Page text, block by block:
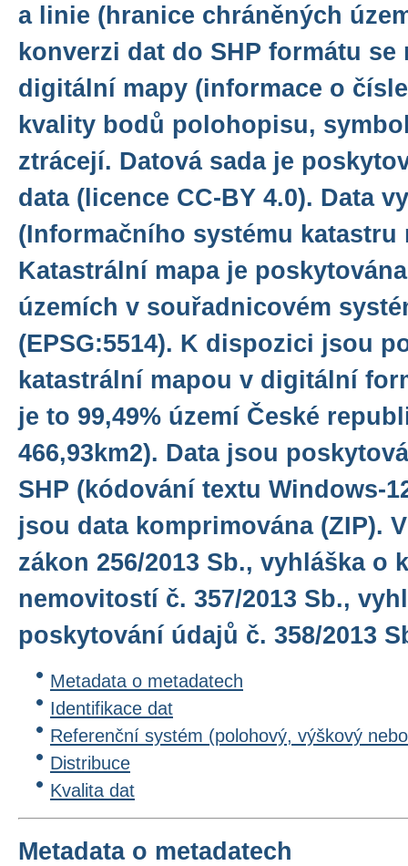
a linie (hranice chráněných
konverzi dat do SHP formátu se
digitální mapy (informace o
kvality bodů polohopisu,
ztrácejí. Datová sada je
data (licence CC-BY 4.0). Data
(Informačního systému katastru
Katastrální mapa je
územích v souřadnicovém
(EPSG:5514). K dispozici jsou
katastrální mapou v digitální
je to 99,49% území České
466,93km2). Data jsou
SHP (kódování textu Windows-
jsou data komprimována (ZIP).
zákon 256/2013 Sb., vyhláška o
nemovitostí č. 357/2013 Sb.,
poskytování údajů č. 358/2013
Metadata o metadatech
Identifikace dat
Referenční systém (polohový, výškový
Distribuce
Kvalita dat
Metadata o metadatech